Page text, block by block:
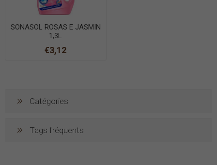
SONASOL ROSAS E JASMIN
1,3L
€3,12
Catégories
Tags fréquents